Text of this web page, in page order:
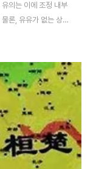
의는 이에 조정 내부
론, 유유가 없는 상황
압하고 입경하니 조
군사를 총괄했고 이
명한다. 유의는 이미
영남으로 연결되는
의 이런 청을 들어준